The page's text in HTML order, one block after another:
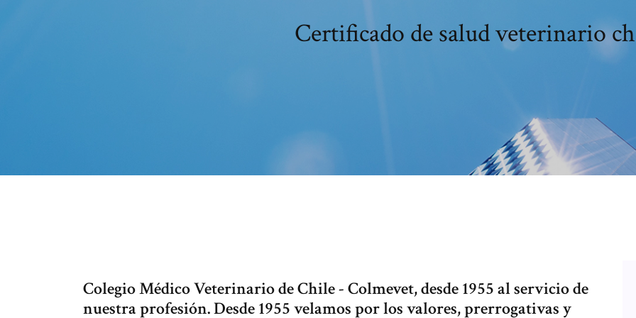
Certificado de salud veterinario
Colegio Médico Veterinario de Chile - Colmevet, desde 1955 al servicio de
nuestra profesión. Desde 1955 velamos por los valores, prerrogativas y